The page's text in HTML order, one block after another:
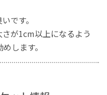
です。
が1cm以上になるよう
します。